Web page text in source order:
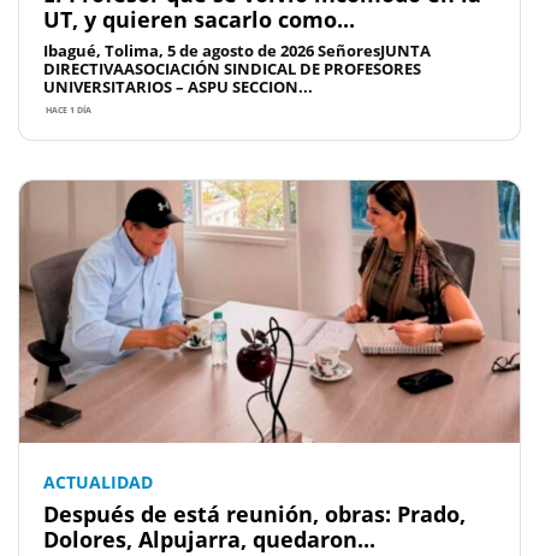
UT, y quieren sacarlo como...
Ibagué, Tolima, 5 de agosto de 2026 SeñoresJUNTA
DIRECTIVAASOCIACIÓN SINDICAL DE PROFESORES
UNIVERSITARIOS – ASPU SECCION...
HACE 1 DÍA
ACTUALIDAD
Después de está reunión, obras: Prado,
Dolores, Alpujarra, quedaron...